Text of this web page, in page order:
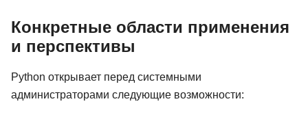
Конкретные области применения
и перспективы
Python открывает перед системными
администраторами следующие возможности: